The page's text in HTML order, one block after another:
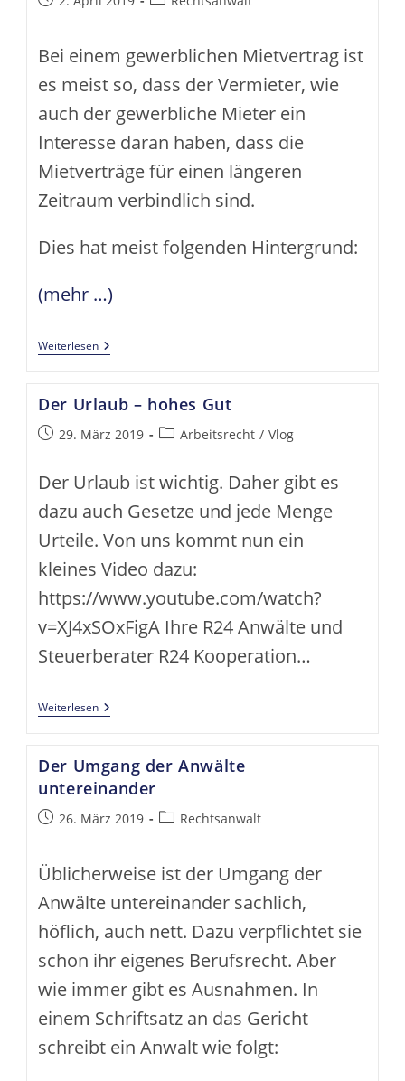
Bei einem gewerblichen Mietvertrag ist
es meist so, dass der Vermieter, wie
auch der gewerbliche Mieter ein
Interesse daran haben, dass die
Mietverträge für einen längeren
Zeitraum verbindlich sind.
Dies hat meist folgenden Hintergrund:
(mehr …)
WeiterlesenFormfehler-
Der
Gewerblichen
Der Urlaub – hohes Gut
Beitrag29. März 2019
Beitrags-
Arbeitsrecht / Vlog
Der Urlaub ist wichtig. Daher gibt es
dazu auch Gesetze und jede Menge
Urteile. Von uns kommt nun ein
kleines Video dazu:
https://www.youtube.com/watch?
v=XJ4xSOxFigA Ihre R24 Anwälte und
Steuerberater R24 Kooperation…
WeiterlesenDer
Urlaub
Gut
Der Umgang der Anwälte
untereinander
Beitrag26. März 2019
Beitrags-
Rechtsanwalt
Üblicherweise ist der Umgang der
Anwälte untereinander sachlich,
höflich, auch nett. Dazu verpflichtet sie
schon ihr eigenes Berufsrecht. Aber
wie immer gibt es Ausnahmen. In
einem Schriftsatz an das Gericht
schreibt ein Anwalt wie folgt: